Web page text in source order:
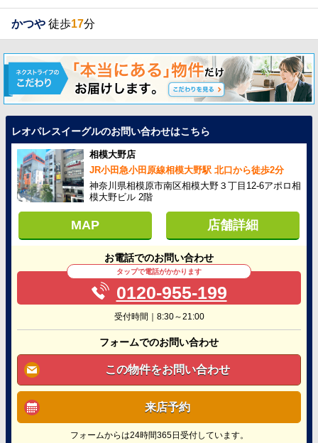
かつや 徒歩17分
レオパレスイーグルのお問い合わせはこちら
相模大野店
JR小田急小田原線相模大野駅 北口から徒歩2分
神奈川県相模原市南区相模大野３丁目12-6アポロ相
模大野ビル 2階
MAP 店舗詳細
お電話でのお問い合わせ
タップで電話がかかります
0120-955-199
受付時間｜8:30～21:00
フォームでのお問い合わせ
この物件をお問い合わせ
来店予約
フォームからは24時間365日受付しています。